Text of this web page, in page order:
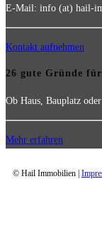
E-Mail: info (at) hail-
Kontakt aufnehmen
26 gute Gründe
Ob Haus, Bauplatz
Mehr erfahren
© Hail Immobilien |